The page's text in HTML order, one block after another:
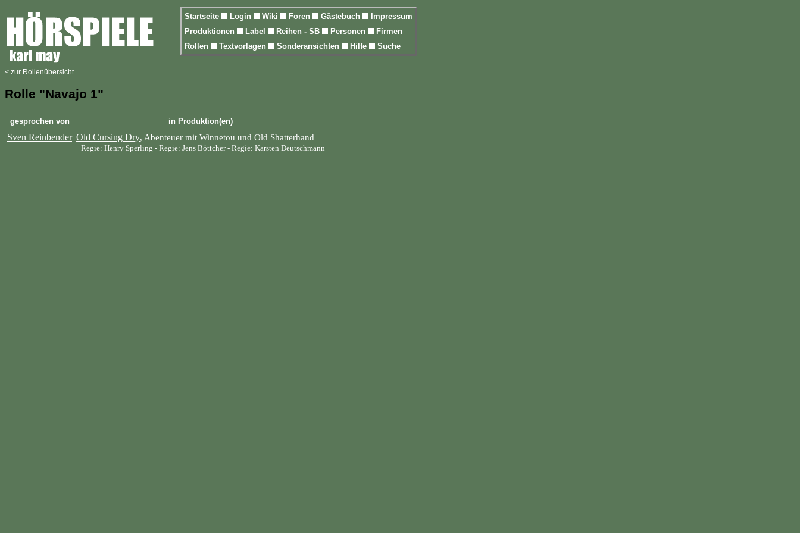
Startseite Login Wiki Foren Gästebuch
Impressum
Produktionen
Label Reihen - SB Personen
Firmen
Rollen
Textvorlagen Sonderansichten Hilfe Suche
< zur Rollenübersicht
Rolle "Navajo 1"
gesprochen von in Produktion(en)
Sven Reinbender Old Cursing Dry, Abenteuer mit Winnetou und Old Shatterhand
Regie: Henry Sperling - Regie: Jens Böttcher - Regie: Karsten Deutschmann